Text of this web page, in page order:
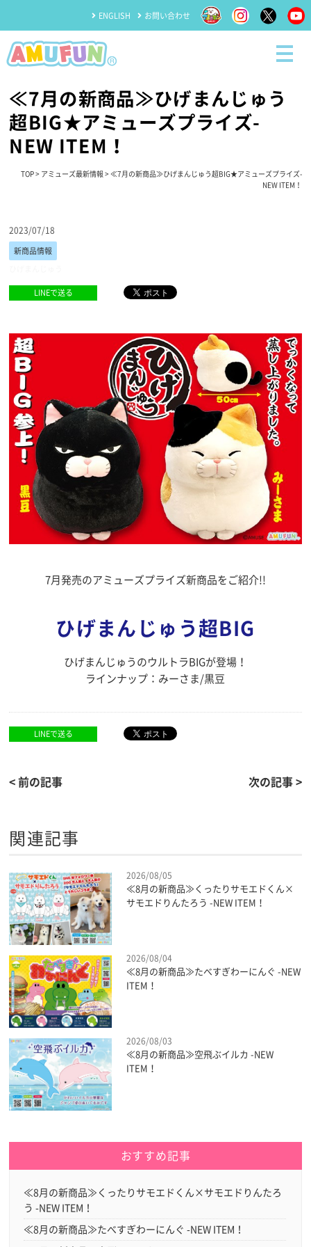
ENGLISH お問い合わせ
≪7月の新商品≫ひげまんじゅう
超BIG★アミューズプライズ-
NEW ITEM！
TOP> アミューズ最新情報> ≪7月の新商品≫ひげまんじゅう超BIG★アミューズプライズ-
NEW ITEM！
2023/07/18
新商品情報
LINEで送る
7月発売のアミューズプライズ新商品をご紹介!!
ひげまんじゅう超BIG
ひげまんじゅうのウルトラBIGが登場！
ラインナップ：みーさま/黒豆
LINEで送る
< 前の記事 次の記事 >
関連記事
2026/08/05
≪8月の新商品≫くったりサモエドくん×
サモエドりんたろう -NEW ITEM！
2026/08/04
≪8月の新商品≫たべすぎわーにんぐ -NEW
ITEM！
2026/08/03
≪8月の新商品≫空飛ぶイルカ -NEW
ITEM！
おすすめ記事
≪8月の新商品≫くったりサモエドくん×サモエドりんたろ
う -NEW ITEM！
≪8月の新商品≫たべすぎわーにんぐ -NEW ITEM！